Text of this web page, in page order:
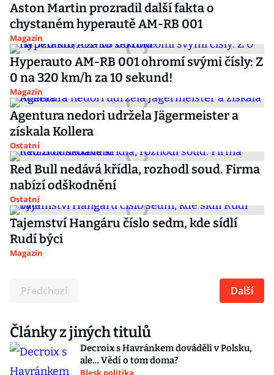
Aston Martin prozradil další fakta o
chystaném hyperautě AM-RB 001
Magazín
Hyperauto AM-RB 001 ohromí svými čísly: Z
0 na 320 km/h za 10 sekund!
Magazín
Agentura nedori udržela Jägermeister a
získala Kollera
Ostatní
Red Bull nedává křídla, rozhodl soud. Firma
nabízí odškodnění
Ostatní
Tajemství Hangáru číslo sedm, kde sídlí
Rudí býci
Magazín
Předchozí Další
Články z jiných titulů
Decroix s Havránkem dováděli v Polsku,
ale… Vědí o tom doma?
Blesk politika